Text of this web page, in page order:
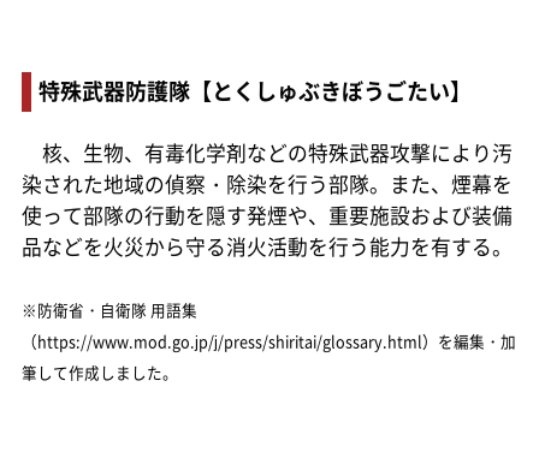
特殊武器防護隊【とくしゅぶきぼうごたい】
核、生物、有毒化学剤などの特殊武器攻撃により汚
染された地域の偵察・除染を行う部隊。また、煙幕を
使って部隊の行動を隠す発煙や、重要施設および装備
品などを火災から守る消火活動を行う能力を有する。
※防衛省・自衛隊 用語集
（https://www.mod.go.jp/j/press/shiritai/glossary.html）を編集・加
筆して作成しました。